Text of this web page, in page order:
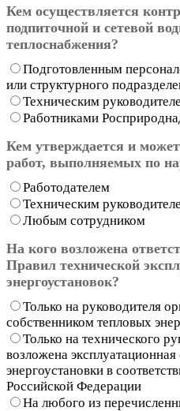
Кем осуществляется
подпиточной и сетевой
теплоснабжения?
Подготовленным
или структурного
Техническим
Работниками
Кем утверждается и
работ, выполняемых по
Работодателем
Техническим
Любым сотрудником
На кого возложена
Правил технической
энергоустановок?
Только на руководителя
собственником тепловых
Только на технического
возложена эксплуатационная
энергоустановки в
Российской Федерации
На любого из